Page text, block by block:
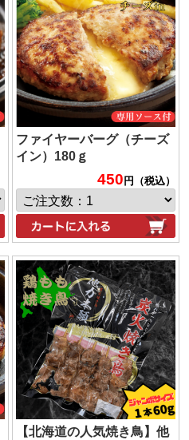
ファイヤーバーグ（チーズ
イン）180ｇ
450 円（税込）
【北海道の人気焼き鳥】他